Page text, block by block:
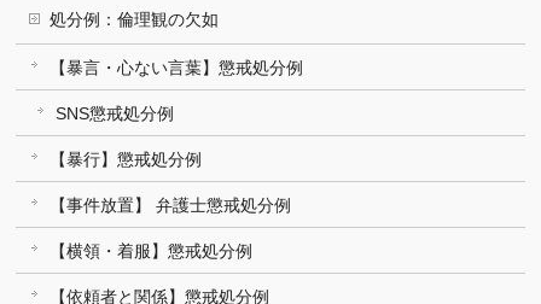
処分例：倫理観の欠如
【暴言・心ない言葉】懲戒処分例
SNS懲戒処分例
【暴行】懲戒処分例
【事件放置】 弁護士懲戒処分例
【横領・着服】懲戒処分例
【依頼者と関係】懲戒処分例